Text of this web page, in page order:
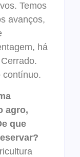
Temos
avanços,
há
contínuo.
agro,
que